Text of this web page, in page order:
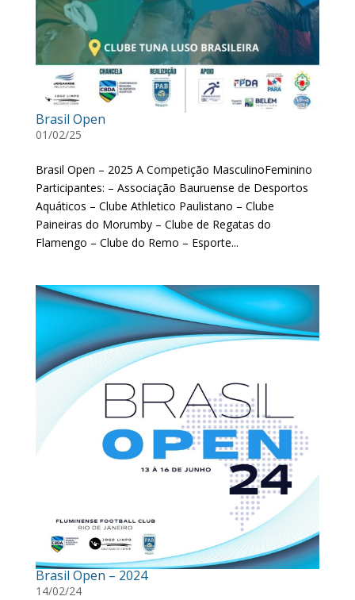
Brasil Open
01/02/25
Brasil Open – 2025 A Competição MasculinoFeminino
Participantes: – Associação Bauruense de Desportos
Aquáticos – Clube Athletico Paulistano – Clube
Paineiras do Morumby – Clube de Regatas do
Flamengo – Clube do Remo – Esporte...
Brasil Open – 2024
14/02/24